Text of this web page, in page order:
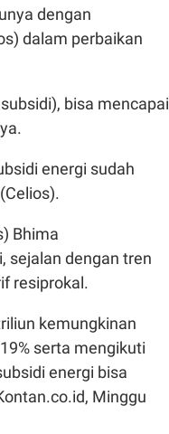
dengan
dalam perbaikan
bisa mencapai
energi sudah
Bhima
sejalan dengan tren
resiprokal.
kemungkinan
serta mengikuti
energi bisa
Minggu